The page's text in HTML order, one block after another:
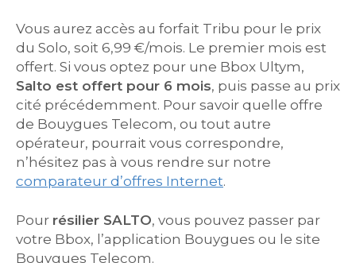
Vous aurez accès au forfait Tribu pour le prix
du Solo, soit 6,99 €/mois. Le premier mois est
offert. Si vous optez pour une Bbox Ultym,
Salto est offert pour 6 mois, puis passe au prix
cité précédemment. Pour savoir quelle offre
de Bouygues Telecom, ou tout autre
opérateur, pourrait vous correspondre,
n’hésitez pas à vous rendre sur notre
comparateur d’offres Internet.
Pour résilier SALTO, vous pouvez passer par
votre Bbox, l’application Bouygues ou le site
Bouygues Telecom.